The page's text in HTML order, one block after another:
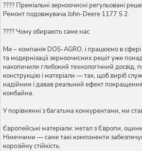
???? Преміальні зерноочисні регульовані
Ремонт подовжувача John-Deere 1177 S 2.
???? Чому обирають саме нас
Ми – компанія DOS-AGRO, і працюємо в
та модернізації зерноочисних решіт уже
накопичили глибокий технологічний досвід,
конструкцію і матеріали — так, щоб виріб
надійним і давав реальний ефект
комбайна.
У порівнянні з багатьма конкурентами, ми
Європейські матеріали: метал з Європи,
Німеччини — саме такі компоненти
корозійну стійкість.